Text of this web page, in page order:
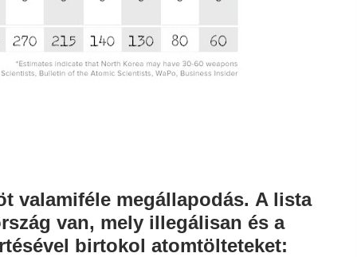
valamiféle megállapodás. A lista
van, mely illegálisan és a
birtokol atomtölteteket: